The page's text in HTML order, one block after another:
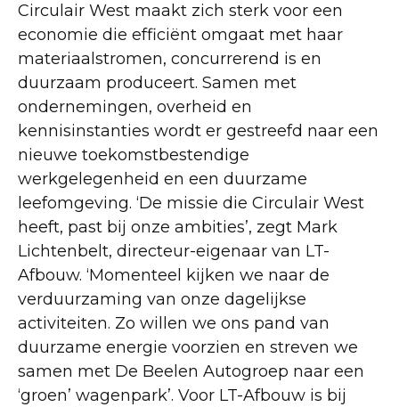
Circulair West maakt zich sterk voor een
economie die efficiënt omgaat met haar
materiaalstromen, concurrerend is en
duurzaam produceert. Samen met
ondernemingen, overheid en
kennisinstanties wordt er gestreefd naar een
nieuwe toekomstbestendige
werkgelegenheid en een duurzame
leefomgeving. ‘De missie die Circulair West
heeft, past bij onze ambities’, zegt Mark
Lichtenbelt, directeur-eigenaar van LT-
Afbouw. ‘Momenteel kijken we naar de
verduurzaming van onze dagelijkse
activiteiten. Zo willen we ons pand van
duurzame energie voorzien en streven we
samen met De Beelen Autogroep naar een
‘groen’ wagenpark’. Voor LT-Afbouw is bij